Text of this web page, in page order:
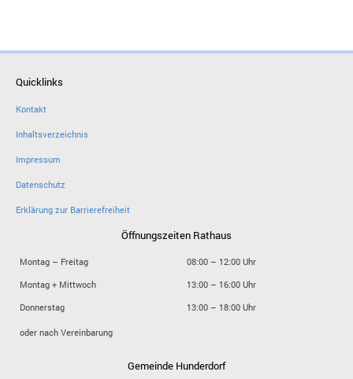
Quicklinks
Kontakt
Inhaltsverzeichnis
Impressum
Datenschutz
Erklärung zur Barrierefreiheit
Öffnungszeiten Rathaus
Montag – Freitag
08:00 – 12:00 Uhr
Montag + Mittwoch
13:00 – 16:00 Uhr
Donnerstag
13:00 – 18:00 Uhr
oder nach Vereinbarung
Gemeinde Hunderdorf